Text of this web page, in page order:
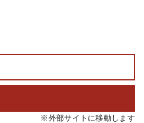
※外部サイトに移動します